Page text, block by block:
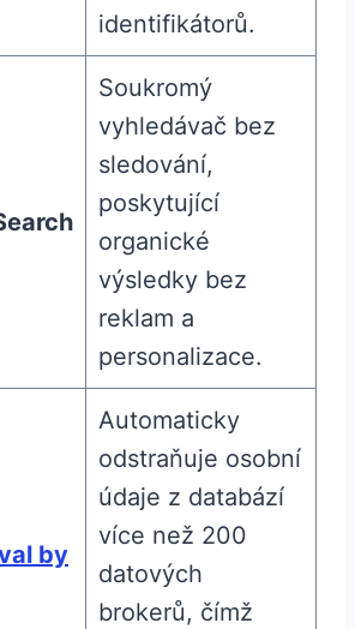
identifikátorů.
Soukromý
vyhledávač bez
sledování,
poskytující
organické
výsledky bez
reklam a
personalizace.
by
Automaticky
odstraňuje osobní
údaje z databází
více než 200
datových
brokerů, čímž